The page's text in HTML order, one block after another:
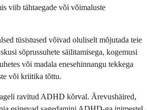
viib tähtaegade või võimaluste
tüsistused võivad oluliselt mõjutada teie
sõprussuhete säilitamisega, kogemusi
või madala enesehinnangu tekkega
või kriitika tõttu.
ravitud ADHD kõrval. Ärevushäired,